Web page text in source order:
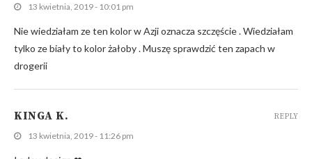
13 kwietnia, 2019 - 10:01 pm
Nie wiedziałam ze ten kolor w Azji oznacza szczęście . Wiedziałam
tylko ze biały to kolor żałoby . Muszę sprawdzić ten zapach w
drogerii
KINGA K.
13 kwietnia, 2019 - 11:26 pm
REPLY